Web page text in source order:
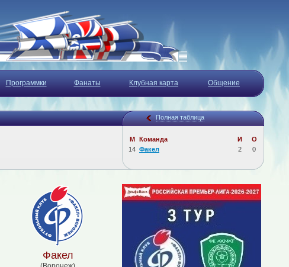
Программки Фанаты Клубная карта Общение
Полная таблица
М Команда И
О
14 Факел 2 0
Факел